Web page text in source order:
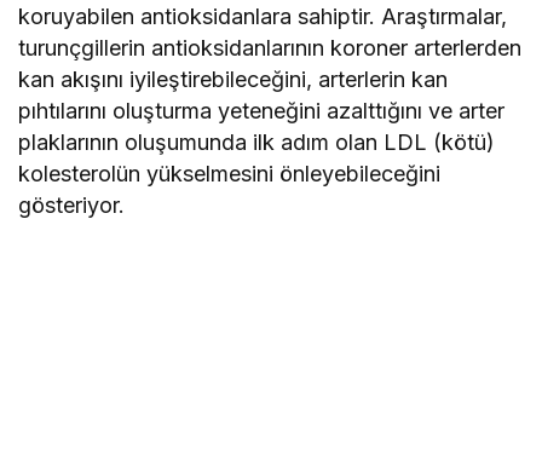
koruyabilen antioksidanlara sahiptir. Araştırmalar,
turunçgillerin antioksidanlarının koroner arterlerden
kan akışını iyileştirebileceğini, arterlerin kan
pıhtılarını oluşturma yeteneğini azalttığını ve arter
plaklarının oluşumunda ilk adım olan LDL (kötü)
kolesterolün yükselmesini önleyebileceğini
gösteriyor.